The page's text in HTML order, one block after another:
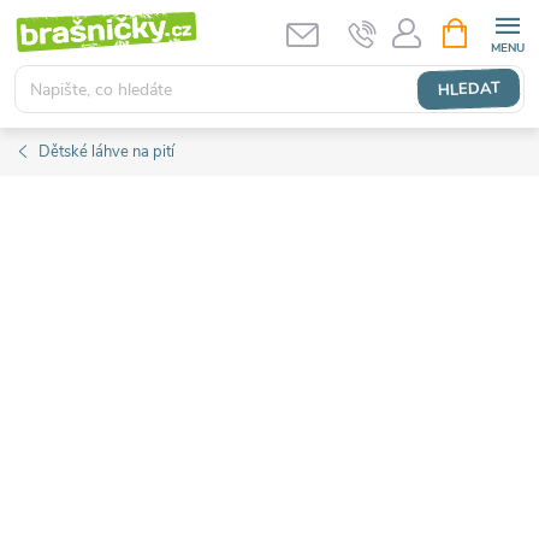
Přejít
obsah
HLEDAT
NÁKUPNÍ
KOŠÍK
Dětské láhve na pití